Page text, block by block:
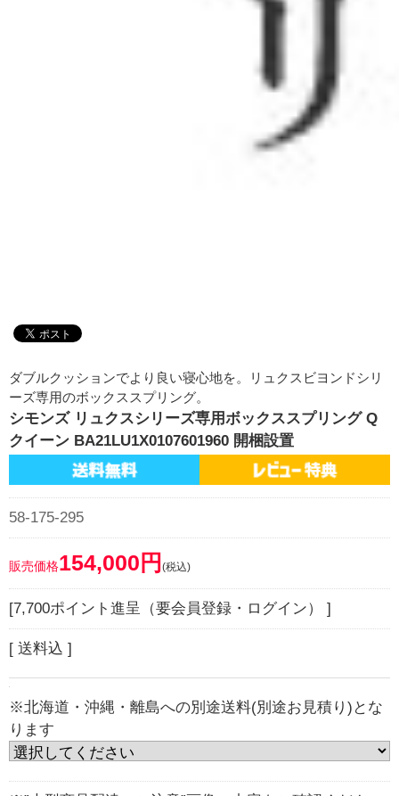
ダブルクッションでより良い寝心地を。リュクスビヨンドシリ
ーズ専用のボックススプリング。
シモンズ リュクスシリーズ専用ボックススプリング Q
クイーン BA21LU1X0107601960 開梱設置
58-175-295
販売価格154,000円 (税込)
[7,700ポイント進呈（要会員登録・ログイン） ]
[ 送料込 ]
※北海道・沖縄・離島への別途送料(別途お見積り)とな
ります